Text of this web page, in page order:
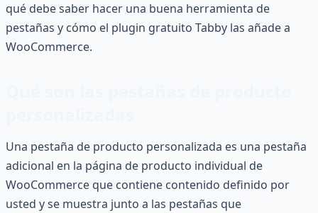
qué debe saber hacer una buena herramienta de
pestañas y cómo el plugin gratuito Tabby las añade a
WooCommerce.
Una pestaña de producto personalizada es una pestaña
adicional en la página de producto individual de
WooCommerce que contiene contenido definido por
usted y se muestra junto a las pestañas que